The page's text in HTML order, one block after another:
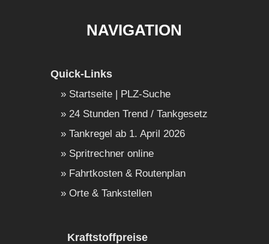
NAVIGATION
Quick-Links
Startseite | PLZ-Suche
24 Stunden Trend / Tankgesetz
Tankregel ab 1. April 2026
Spritrechner online
Fahrtkosten & Routenplan
Orte & Tankstellen
Kraftstoffpreise